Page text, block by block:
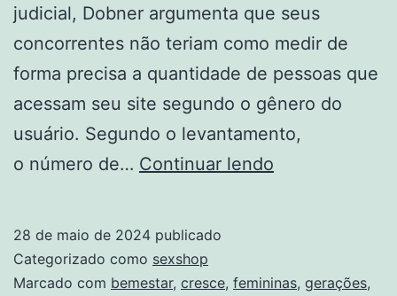
judicial, Dobner argumenta que seus
concorrentes não teriam como medir de
forma precisa a quantidade de pessoas que
acessam seu site segundo o gênero do
usuário. Segundo o levantamento,
o número de… Continuar lendo
sexual
28 de maio de 2024 publicado
Categorizado como sexshop
Marcado com bemestar, cresce, femininas, gerações,